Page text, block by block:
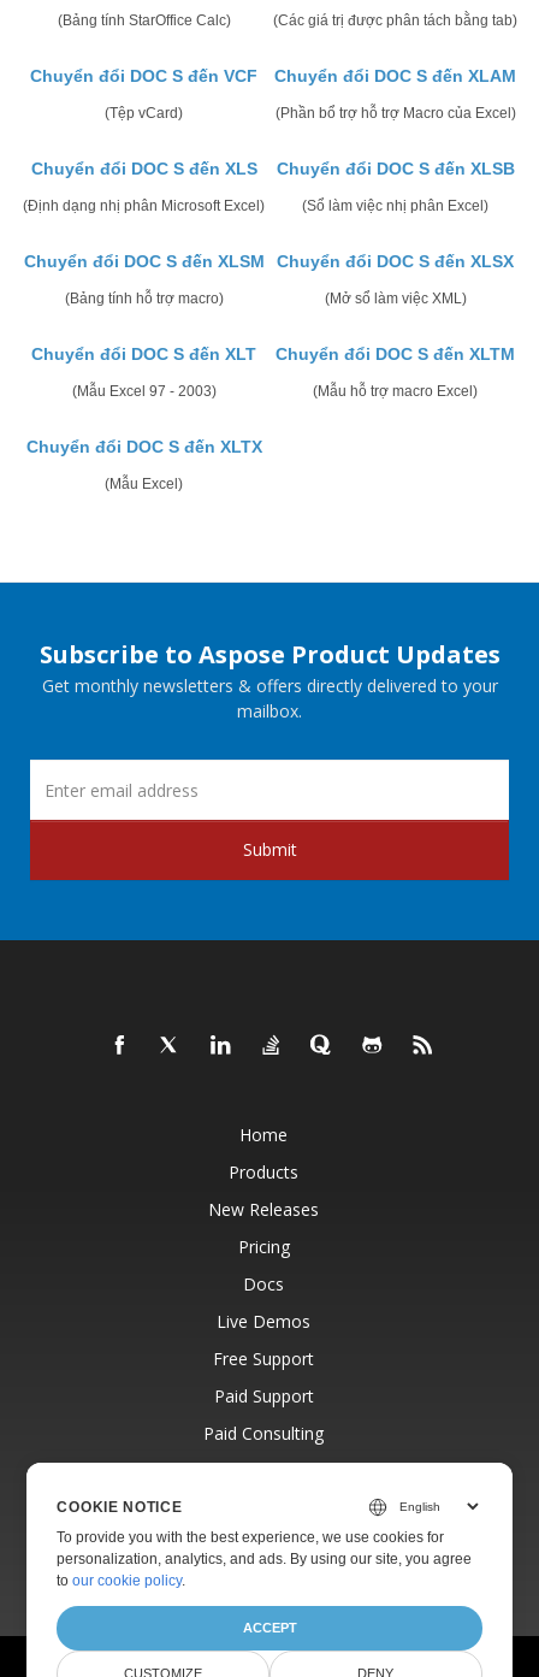
(Bảng tính StarOffice Calc) (Các giá trị được phân tách bằng tab)
Chuyển đổi DOC S đến VCF
(Tệp vCard)
Chuyển đổi DOC S đến XLAM
(Phần bổ trợ hỗ trợ Macro của Excel)
Chuyển đổi DOC S đến XLS
(Định dạng nhị phân Microsoft Excel)
Chuyển đổi DOC S đến XLSB
(Sổ làm việc nhị phân Excel)
Chuyển đổi DOC S đến XLSM
(Bảng tính hỗ trợ macro)
Chuyển đổi DOC S đến XLSX
(Mở sổ làm việc XML)
Chuyển đổi DOC S đến XLT
(Mẫu Excel 97 - 2003)
Chuyển đổi DOC S đến XLTM
(Mẫu hỗ trợ macro Excel)
Chuyển đổi DOC S đến XLTX
(Mẫu Excel)
Subscribe to Aspose Product Updates
Get monthly newsletters & offers directly delivered to your
mailbox.
Submit
Home
Products
New Releases
Pricing
Docs
Live Demos
Free Support
Paid Support
Paid Consulting
Blog
About
© Aspose Pty Ltd 2001-2026. All Rights Reserved.
COOKIE NOTICE
To provide you with the best experience, we use cookies for
personalization, analytics, and ads. By using our site, you agree
toour cookie policy.
ACCEPT
CUSTOMIZE DENY